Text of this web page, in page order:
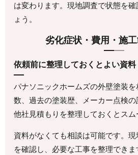
は変わります。現地調査で状態を
ょう。
劣化症状・費用・施
依頼前に整理しておくとよい資料
パナソニックホームズの外壁塗装
数、過去の塗装歴、メーカー点検の
他社見積もりを整理しておくとスム
資料がなくても相談は可能です。
を確認し、必要な工事を整理できま